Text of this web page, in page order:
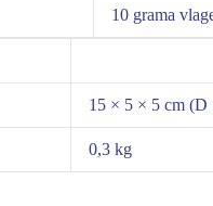
10 grama
15 × 5 × 5 cm
0,3 kg